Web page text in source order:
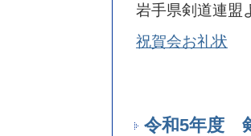
岩手県剣道連盟
祝賀会お礼状
令和5年度